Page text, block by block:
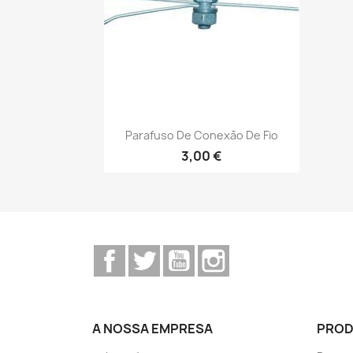
 Vista rápida
Parafuso De Conexão De Fio
3,00 €
FacebookTwitterYouTube
A NOSSA EMPRESA